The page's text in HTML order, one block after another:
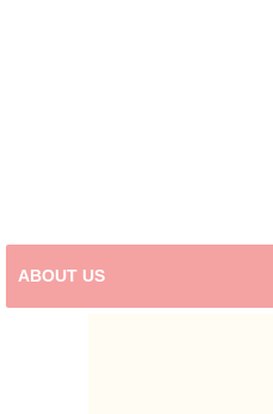
ABOUT US